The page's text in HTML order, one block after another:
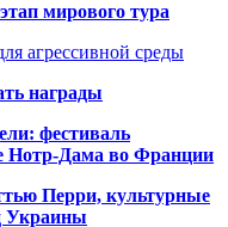
мирового тура
агрессивной среды
награды
фестиваль
Нотр-Дама во Франции
Перри, культурные
Украины